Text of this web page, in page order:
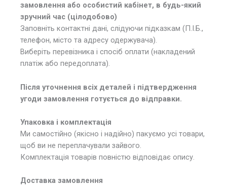
замовлення або особистий кабінет, в будь-який
зручний час (цілодобово)
Заповніть контактні дані, слідуючи підказкам (П.І.Б.,
телефон, місто та адресу одержувача).
Виберіть перевізника і спосіб оплати (накладений
платіж або передоплата).
Після уточнення всіх деталей і підтвердження
угоди замовлення готується до відправки.
Упаковка і комплектація
Ми самостійно (якісно і надійно) пакуємо усі товари,
щоб ви не переплачували зайвого.
Комплектація товарів повністю відповідає опису.
Доставка замовлення